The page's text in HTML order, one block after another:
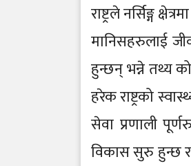
राष्ट्रले नर्सिङ्ग
मानिसहरुलाई
हुन्छन् भन्ने तथ्य
हरेक राष्ट्रको
सेवा प्रणाली
विकास सुरु हुन्छ र